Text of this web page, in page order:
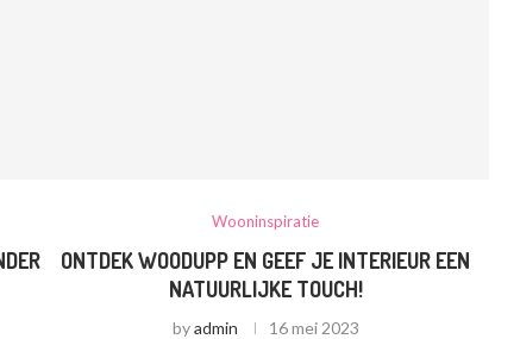
Wooninspiratie
ONTDEK WOODUPP EN GEEF JE INTERIEUR EEN
NATUURLIJKE TOUCH!
byadmin 16 mei 2023